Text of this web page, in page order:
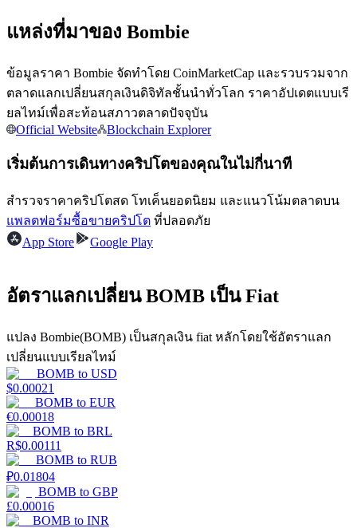
ข้อมูล
การวิเคราะห์ข้อมูลขนาดใหญ่ รวมถึงข้อมูลการค้า ฯลฯ
กลยุทธ์การซื้อขาย
เรียนรู้วิธีการรักษาผลกำไร
แหล่งที่มาของ Bombie
ข้อมูลราคา Bombie จัดทำโดย CoinMarketCap และรวบรวมจาก
ตลาดแลกเปลี่ยนสกุลเงินดิจิทัลชั้นนำทั่วโลก ราคาอัปเดตแบบเรี
ยลไทม์เพื่อสะท้อนสภาวตลาดปัจจุบัน
Official Website
Blockchain Explorer
เริ่มต้นการเดินทางคริปโตของคุณในไม่กี่นาที
สำรวจราคาคริปโตสด โทเค็นยอดนิยม และแนวโน้มตลาดบน
แพลตฟอร์มซื้อขายคริปโต ที่ปลอดภัย
App Store
Google Play
อัตราแลกเปลี่ยน BOMB เป็น Fiat
แปลง Bombie(BOMB) เป็นสกุลเงิน fiat หลักโดยใช้อัตราแลก
เปลี่ยนแบบเรียลไทม์
BOMB to USD
$0.00021
BOMB to EUR
€0.00018
BOMB to BRL
R$0.00111
BOMB to RUB
₽0.01804
BOMB to GBP
£0.00016
BOMB to INR